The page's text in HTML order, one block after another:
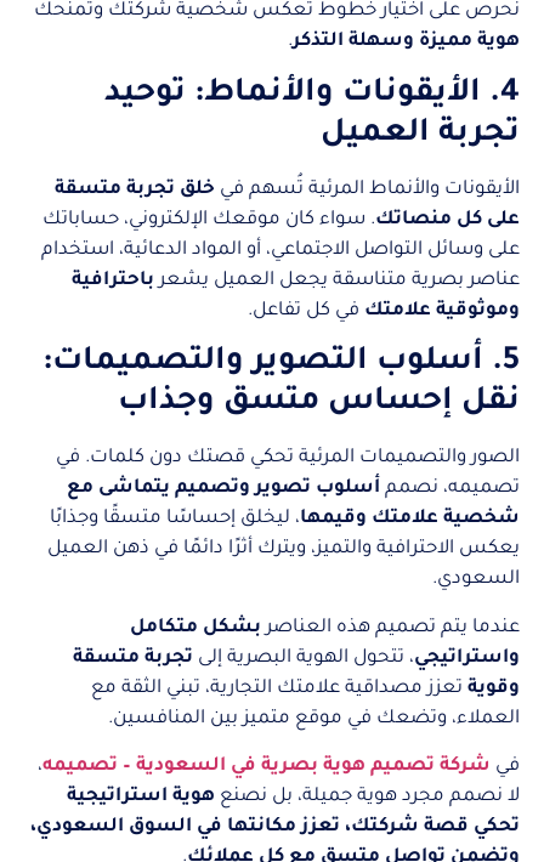
نحرص على اختيار خطوط تعكس شخصية شركتك وتمنحك
هوية مميزة وسهلة التذكر.
4. الأيقونات والأنماط: توحيد
تجربة العميل
الأيقونات والأنماط المرئية تُسهم في خلق تجربة متسقة
على كل منصاتك. سواء كان موقعك الإلكتروني، حساباتك
على وسائل التواصل الاجتماعي، أو المواد الدعائية، استخدام
عناصر بصرية متناسقة يجعل العميل يشعر باحترافية
وموثوقية علامتك في كل تفاعل.
5. أسلوب التصوير والتصميمات:
نقل إحساس متسق وجذاب
الصور والتصميمات المرئية تحكي قصتك دون كلمات. في
تصميمه، نصمم أسلوب تصوير وتصميم يتماشى مع
شخصية علامتك وقيمها، ليخلق إحساسًا متسقًا وجذابًا
يعكس الاحترافية والتميز، ويترك أثرًا دائمًا في ذهن العميل
السعودي.
عندما يتم تصميم هذه العناصر بشكل متكامل
واستراتيجي، تتحول الهوية البصرية إلى تجربة متسقة
وقوية تعزز مصداقية علامتك التجارية، تبني الثقة مع
العملاء، وتضعك في موقع متميز بين المنافسين.
في شركة تصميم هوية بصرية في السعودية – تصميمه،
لا نصمم مجرد هوية جميلة، بل نصنع هوية استراتيجية
تحكي قصة شركتك، تعزز مكانتها في السوق السعودي،
وتضمن تواصل متسق مع كل عملائك.